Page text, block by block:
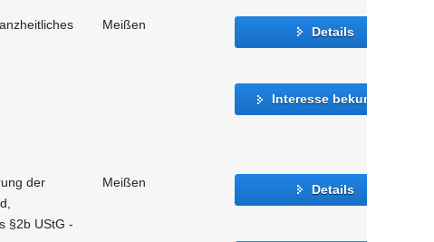
Meißen Details
Interesse bekunden
der
§2b UStG -
Meißen Details